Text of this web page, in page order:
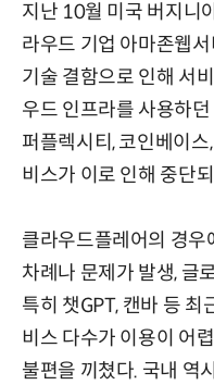
지난 10월 미국 버지니
라우드 기업 아마존웹
기술 결함으로 인해 서
우드 인프라를 사용하
퍼플렉시티, 코인베이
비스가 이로 인해 중단
클라우드플레어의 경
차례나 문제가 발생, 글
특히 챗GPT, 캔바 등 최
비스 다수가 이용이 어
불편을 끼쳤다. 국내 역